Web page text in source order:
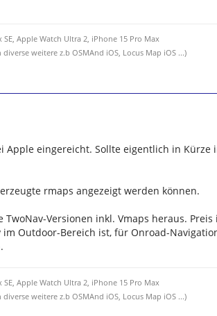
SE, Apple Watch Ultra 2, iPhone 15 Pro Max
weitere z.b OSMAnd iOS, Locus Map iOS ...)
Apple eingereicht. Sollte eigentlich in Kürze
rmaps angezeigt werden können.
Versionen inkl. Vmaps heraus.
Outdoor-Bereich ist, für Onroad-
SE, Apple Watch Ultra 2, iPhone 15 Pro Max
weitere z.b OSMAnd iOS, Locus Map iOS ...)